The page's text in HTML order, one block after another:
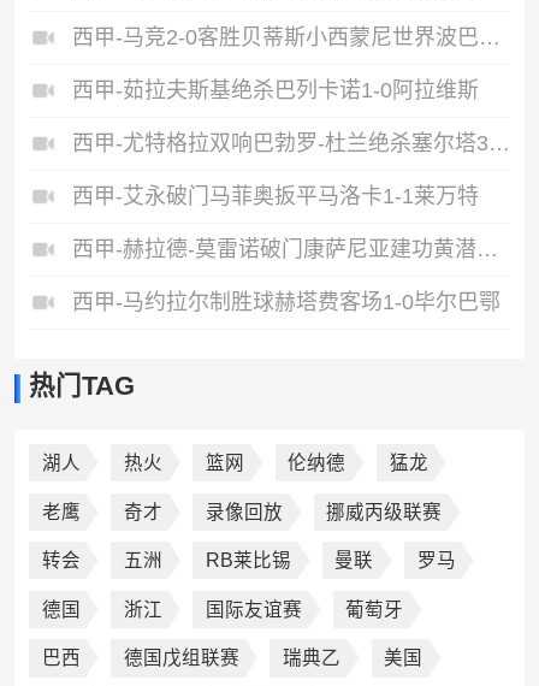
西甲-马竞2-0客胜贝蒂斯小西蒙尼世界波巴埃纳处子球小蜘蛛助攻
西甲-茹拉夫斯基绝杀巴列卡诺1-0阿拉维斯
西甲-尤特格拉双响巴勃罗-杜兰绝杀塞尔塔3-2奥萨苏纳
西甲-艾永破门马菲奥扳平马洛卡1-1莱万特
西甲-赫拉德-莫雷诺破门康萨尼亚建功黄潜客场2-0瓦伦西亚
西甲-马约拉尔制胜球赫塔费客场1-0毕尔巴鄂
热门TAG
湖人 热火 篮网 伦纳德 猛龙
老鹰 奇才 录像回放 挪威丙级联赛
转会 五洲 RB莱比锡 曼联 罗马
德国 浙江 国际友谊赛 葡萄牙
巴西 德国戊组联赛 瑞典乙 美国